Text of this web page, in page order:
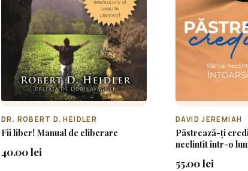
DR. ROBERT D. HEIDLER
Fii liber! Manual de eliberare
40.00 lei
DAVID JEREMIAH
Păstrează-ți
neclintit într-o
55.00 lei